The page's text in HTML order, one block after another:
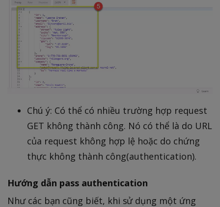
Chú ý: Có thể có nhiều trường hợp request
GET không thành công. Nó có thể là do URL
của request không hợp lệ hoặc do chứng
thực không thành công(authentication).
Hướng dẫn pass authentication
Như các bạn cũng biết, khi sử dụng một ứng